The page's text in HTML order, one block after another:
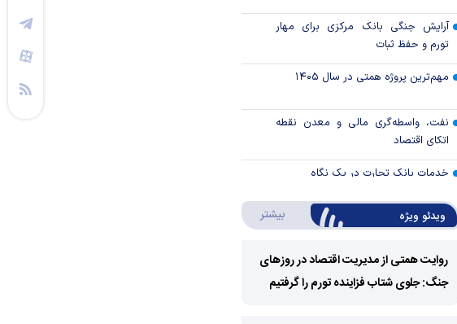
آرایش جنگی بانک مرکزی برای مهار
تورم و حفظ ثبات
مهم‌ترین پروژه همتی در سال ۱۴۰۵
نفت، واسطه‌گری مالی و معدن نقطه
اتکای اقتصاد
خدمات بانک تجارت در یک نگاه
رئیس کل بانک مرکزی از موسسه
نتایج نهمین مرحله از حراج اوراق مالی
اسلامی دولتی در سال ۱۴۰۵ / جزئیات
ویدئو ویژه بیشتر درباره ویدئو ویژه
Play
روایت همتی از مدیریت اقتصاد در روزهای
جنگ: جلوی شتاب فزاینده تورم را گرفتیم